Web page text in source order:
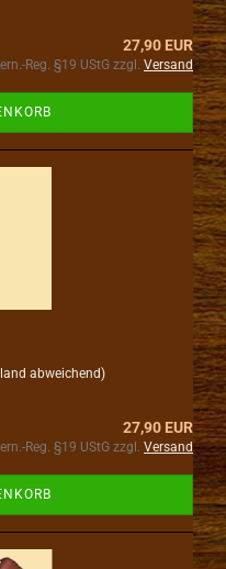
27,90 EUR
Reg. §19 UStG zzgl. Versand
abweichend)
27,90 EUR
Reg. §19 UStG zzgl. Versand